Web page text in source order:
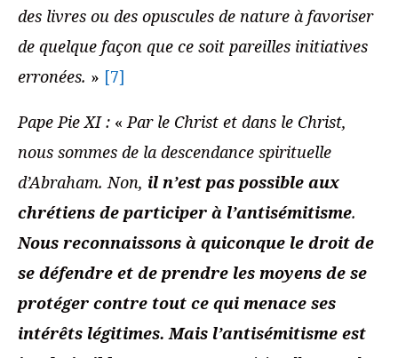
des livres ou des opuscules de nature à favoriser
de quelque façon que ce soit pareilles initiatives
erronées. » [7]
Pape Pie XI : «Par le Christ et dans le Christ,
nous sommes de la descendance spirituelle
d’Abraham. Non, il n’est pas possible aux
chrétiens de participer à l’antisémitisme.
Nous reconnaissons à quiconque le droit de
se défendre et de prendre les moyens de se
protéger contre tout ce qui menace ses
intérêts légitimes. Mais l’antisémitisme est